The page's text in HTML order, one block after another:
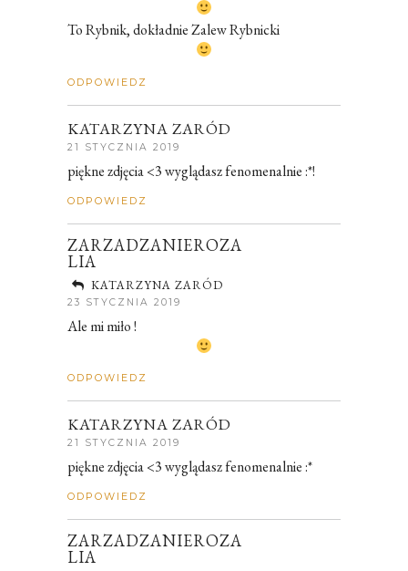
To Rybnik, dokładnie Zalew Rybnicki
ODPOWIEDZ
KATARZYNA ZARÓD
21 STYCZNIA 2019
piękne zdjęcia <3 wyglądasz fenomenalnie :*!
ODPOWIEDZ
ZARZADZANIEROZA
LIA
KATARZYNA ZARÓD
23 STYCZNIA 2019
Ale mi miło !
ODPOWIEDZ
KATARZYNA ZARÓD
21 STYCZNIA 2019
piękne zdjęcia <3 wyglądasz fenomenalnie :*
ODPOWIEDZ
ZARZADZANIEROZA
LIA